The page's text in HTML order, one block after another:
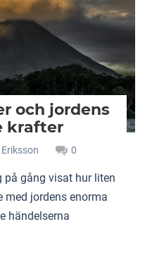
och jordens
krafter
0
på gång visat hur liten
jordens enorma
händelserna